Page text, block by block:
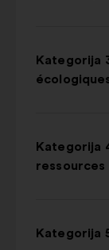
Kategorija
Kategorija
ressources
Kategorija